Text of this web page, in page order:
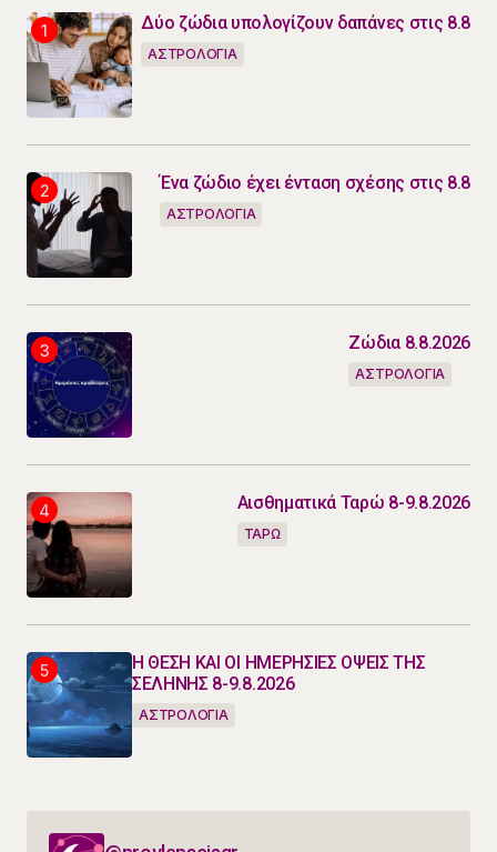
Δύο ζώδια υπολογίζουν δαπάνες στις 8.8
ΑΣΤΡΟΛΟΓΙΑ
Ένα ζώδιο έχει ένταση σχέσης στις 8.8
ΑΣΤΡΟΛΟΓΙΑ
Ζώδια 8.8.2026
ΑΣΤΡΟΛΟΓΙΑ
Αισθηματικά Ταρώ 8-9.8.2026
ΤΑΡΩ
Η ΘΕΣΗ ΚΑΙ ΟΙ ΗΜΕΡΗΣΙΕΣ ΟΨΕΙΣ ΤΗΣ
ΣΕΛΗΝΗΣ 8-9.8.2026
ΑΣΤΡΟΛΟΓΙΑ